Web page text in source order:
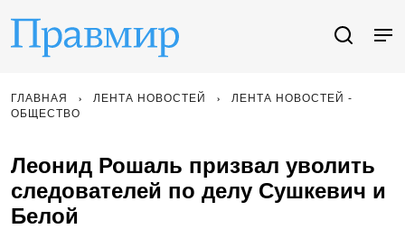
ГЛАВНАЯ ЛЕНТА НОВОСТЕЙ
ЛЕНТА НОВОСТЕЙ -
ОБЩЕСТВО
Леонид Рошаль призвал уволить
следователей по делу Сушкевич и
Белой